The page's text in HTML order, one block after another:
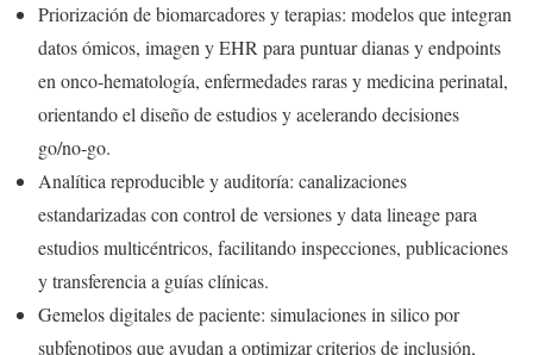
Priorización de biomarcadores y terapias: modelos que integran
datos ómicos, imagen y EHR para puntuar dianas y endpoints
en onco‑hematología, enfermedades raras y medicina perinatal,
orientando el diseño de estudios y acelerando decisiones
go/no‑go.
Analítica reproducible y auditoría: canalizaciones
estandarizadas con control de versiones y data lineage para
estudios multicéntricos, facilitando inspecciones, publicaciones
y transferencia a guías clínicas.
Gemelos digitales de paciente: simulaciones in silico por
subfenotipos que ayudan a optimizar criterios de inclusión,